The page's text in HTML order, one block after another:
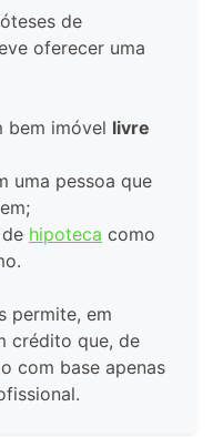
de
oferecer uma
bem imóvel livre
uma pessoa que
hipoteca como
permite, em
crédito que, de
com base apenas